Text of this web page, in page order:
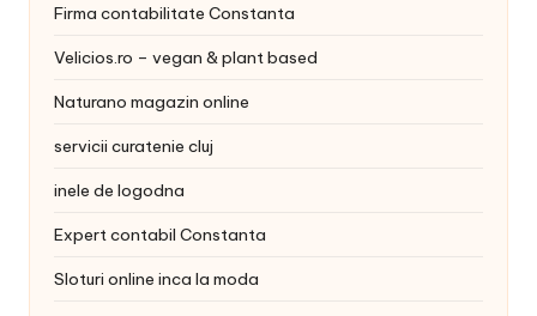
Firma contabilitate Constanta
Velicios.ro – vegan & plant based
Naturano magazin online
servicii curatenie cluj
inele de logodna
Expert contabil Constanta
Sloturi online inca la moda